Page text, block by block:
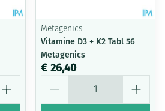
Metagenics
Vitamine D3 + K2 Tabl 56
Metagenics
€ 26,40